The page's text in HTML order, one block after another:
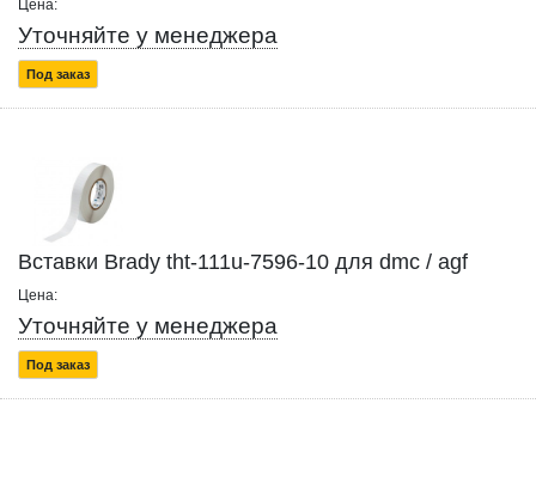
Цена:
Уточняйте у менеджера
Под заказ
Вставки Brady tht-111u-7596-10 для dmc / agf
Цена:
Уточняйте у менеджера
Под заказ